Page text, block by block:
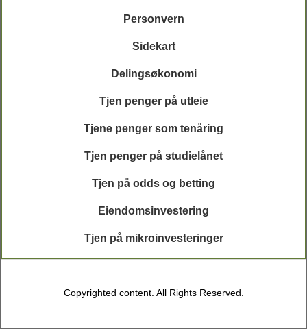
Personvern
Sidekart
Delingsøkonomi
Tjen penger på utleie
Tjene penger som tenåring
Tjen penger på studielånet
Tjen på odds og betting
Eiendomsinvestering
Tjen på mikroinvesteringer
Copyrighted content. All Rights Reserved.